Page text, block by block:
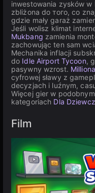
inwestowania zysków
zbliżona do того, co
gdzie mały garaż
Jeśli wolisz klimat
Mukbang zamienia
zachowując ten sam
Mechanika inflacji
do Idle Airport Tycoon,
pasywny wzrost.
cyfrowej sławy z
decyzjach i luźnym,
Więcej gier w
kategoriach Dla
Film